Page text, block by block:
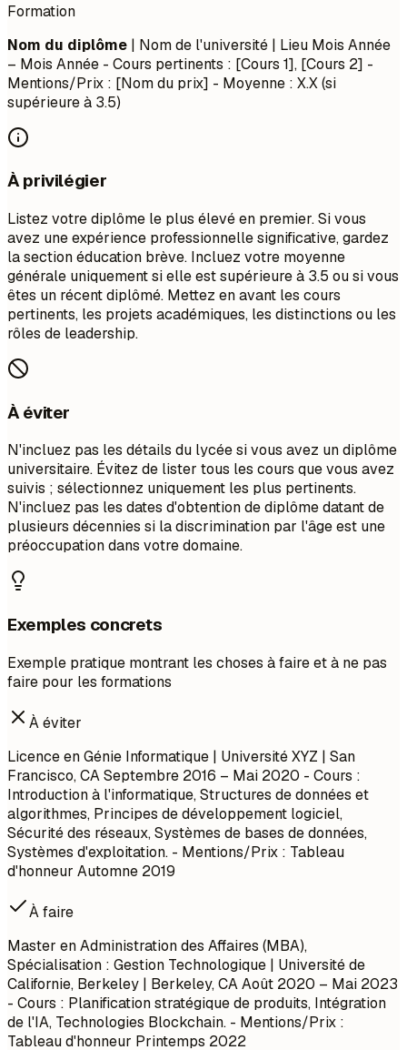
Formation
Nom du diplôme | Nom de l'université | Lieu Mois Année
– Mois Année - Cours pertinents : [Cours 1], [Cours 2] -
Mentions/Prix : [Nom du prix] - Moyenne : X.X (si
supérieure à 3.5)
À privilégier
Listez votre diplôme le plus élevé en premier. Si vous
avez une expérience professionnelle significative, gardez
la section éducation brève. Incluez votre moyenne
générale uniquement si elle est supérieure à 3.5 ou si vous
êtes un récent diplômé. Mettez en avant les cours
pertinents, les projets académiques, les distinctions ou les
rôles de leadership.
À éviter
N'incluez pas les détails du lycée si vous avez un diplôme
universitaire. Évitez de lister tous les cours que vous avez
suivis ; sélectionnez uniquement les plus pertinents.
N'incluez pas les dates d'obtention de diplôme datant de
plusieurs décennies si la discrimination par l'âge est une
préoccupation dans votre domaine.
Exemples concrets
Exemple pratique montrant les choses à faire et à ne pas
faire pour les formations
À éviter
Licence en Génie Informatique | Université XYZ | San
Francisco, CASeptembre 2016 – Mai 2020 - Cours :
Introduction à l'informatique, Structures de données et
algorithmes, Principes de développement logiciel,
Sécurité des réseaux, Systèmes de bases de données,
Systèmes d'exploitation. - Mentions/Prix : Tableau
d'honneur Automne 2019
À faire
Master en Administration des Affaires (MBA),
Spécialisation : Gestion Technologique | Université de
Californie, Berkeley | Berkeley, CAAoût 2020 – Mai 2023
- Cours : Planification stratégique de produits, Intégration
de l'IA, Technologies Blockchain. - Mentions/Prix :
Tableau d'honneur Printemps 2022